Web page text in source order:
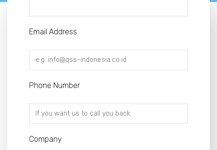
Email Address
Phone Number
Company